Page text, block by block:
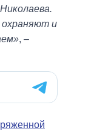
охраняют и
, –